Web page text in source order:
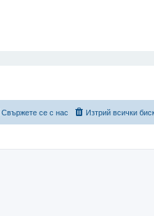
Изтрий всички
Свържете се с нас